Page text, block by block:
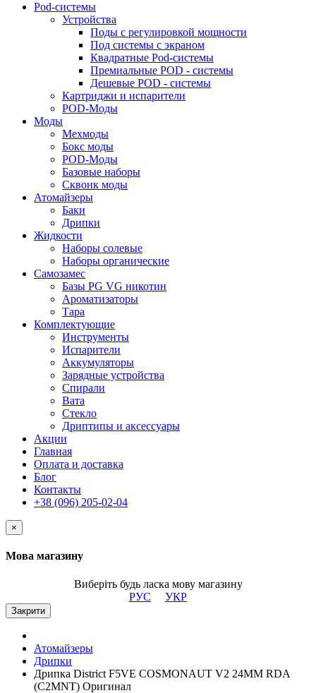
Pod-системы
Устройства
Поды с регулировкой мощности
Под системы с экраном
Квадратные Pod-системы
Премиальные POD - системы
Дешевые POD - системы
Картриджи и испарители
POD-Моды
Моды
Мехмоды
Бокс моды
POD-Моды
Базовые наборы
Сквонк моды
Атомайзеры
Баки
Дрипки
Жидкости
Наборы солевые
Наборы органические
Самозамес
Базы PG VG никотин
Ароматизаторы
Тара
Комплектующие
Инструменты
Испарители
Аккумуляторы
Зарядные устройства
Спирали
Вата
Стекло
Дриптипы и аксессуары
Акции
Главная
Оплата и доставка
Блог
Контакты
+38 (096) 205-02-04
×
Мова магазину
Виберіть будь ласка мову магазину
РУС
УКР
Закрити
Атомайзеры
Дрипки
Дрипка District F5VE COSMONAUT V2 24MM RDA
(C2MNT) Оригинал